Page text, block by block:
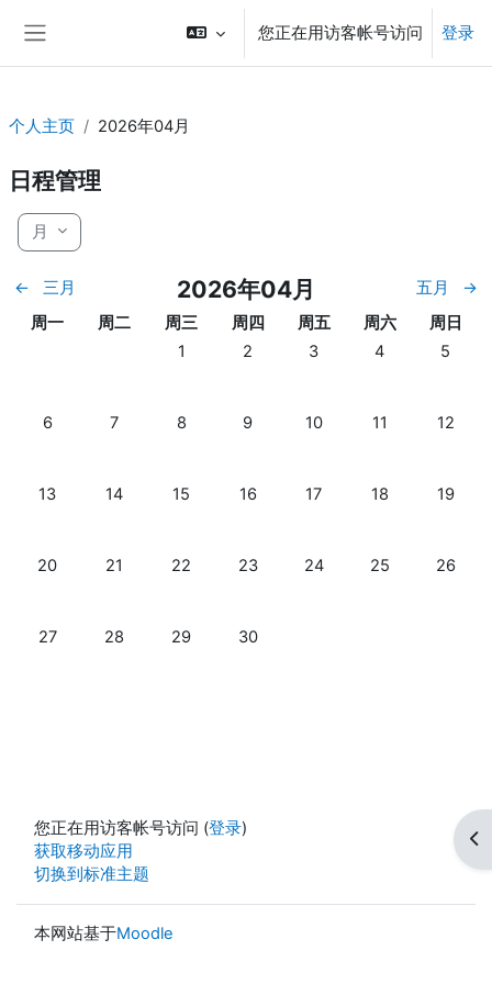
您正在用访客帐号访问 登录
打
个人主页 2026年04月
日程管理
月
← 三月 2026年04月 五月
→
星期一
周一 星期二
周二 星期三
周三 星期四
周四 星期五
周五 星期六
周六 星期日
周日
没有活动，04月1日 星期三
1 没有活动，04月2日 星期四
2 没有活动，04月3日 星期
3 没有活动，04月
4 没有活
5
没有活动，04月6日 星期一
6 没有活动，04月7日 星期二
7 没有活动，04月8日 星期三
8 没有活动，04月9日 星期四
9 没有活动，04月10日 星期
10 没有活动，04月
11 没有活
12
没有活动，04月13日 星期一
13 没有活动，04月14日 星期二
14 没有活动，04月15日 星期三
15 没有活动，04月16日 星期四
16 没有活动，04月17日 星期
17 没有活动，04月
18 没有活
19
没有活动，04月20日 星期一
20 没有活动，04月21日 星期二
21 没有活动，04月22日 星期三
22 没有活动，04月23日 星期四
23 没有活动，04月24日 星期
24 没有活动，04月
25 没有活
26
没有活动，04月27日 星期一
27 没有活动，04月28日 星期二
28 没有活动，04月29日 星期三
29 没有活动，04月30日 星期四
30
您正在用访客帐号访问 (登录)
获取移动应用
切换到标准主题
本网站基于Moodle